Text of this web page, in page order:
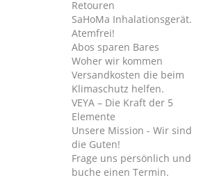
Retouren
SaHoMa Inhalationsgerät.
Atemfrei!
Abos sparen Bares
Woher wir kommen
Versandkosten die beim
Klimaschutz helfen.
VEYA – Die Kraft der 5
Elemente
Unsere Mission - Wir sind
die Guten!
Frage uns persönlich und
buche einen Termin.